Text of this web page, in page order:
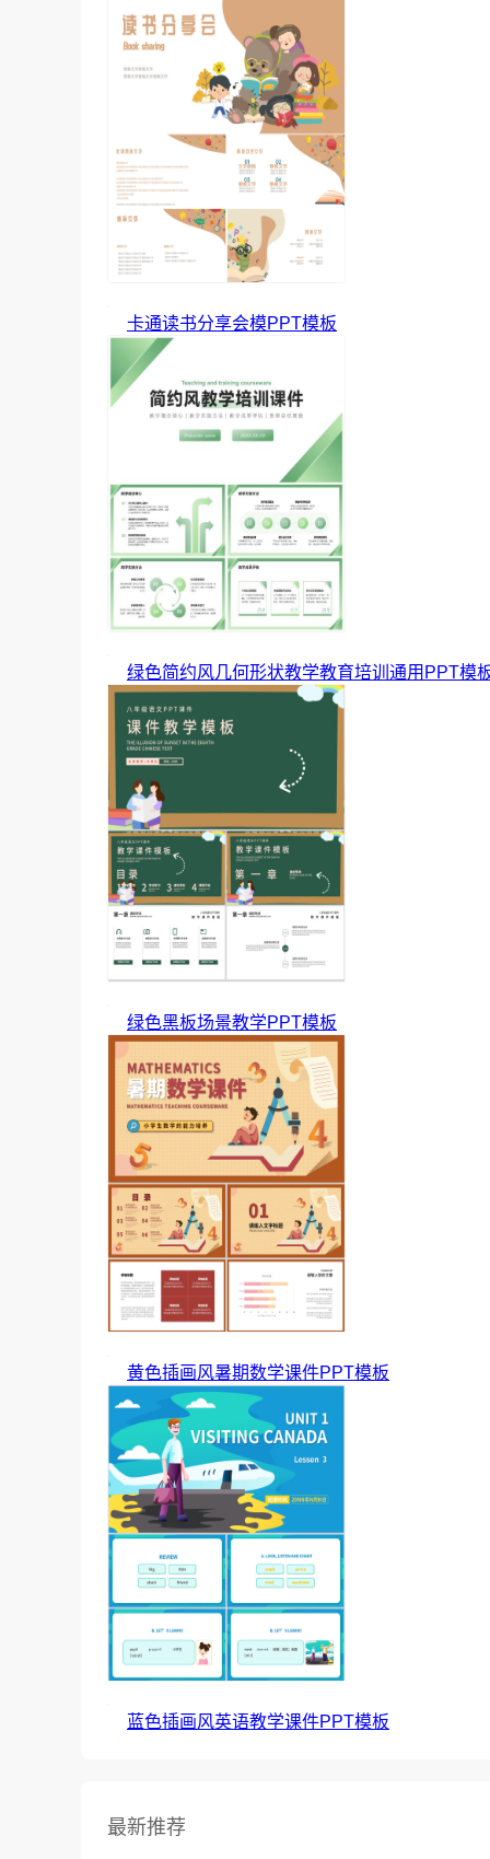
卡通读书分享会模PPT模板
绿色简约风几何形状教学教育培训通用PPT模
绿色黑板场景教学PPT模板
黄色插画风暑期数学课件PPT模板
蓝色插画风英语教学课件PPT模板
最新推荐